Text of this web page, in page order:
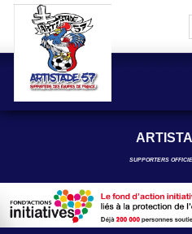
SUPPORTERS
Panneau de gestion des cookies